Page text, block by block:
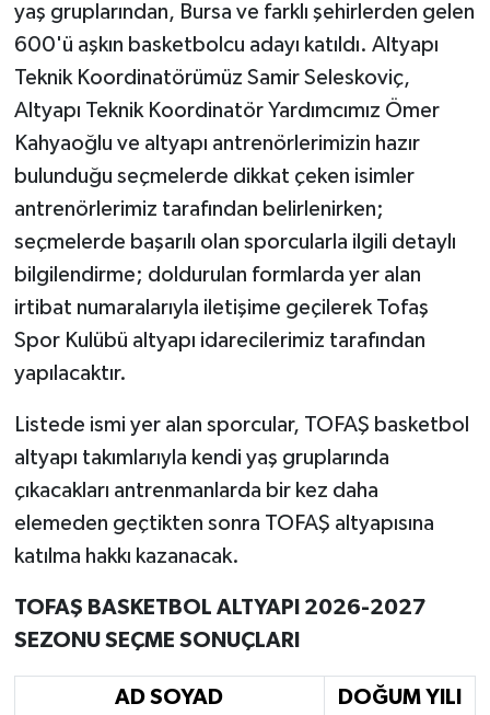
yaş gruplarından, Bursa ve farklı şehirlerden gelen
600'ü aşkın basketbolcu adayı katıldı. Altyapı
Teknik Koordinatörümüz Samir Seleskoviç,
Altyapı Teknik Koordinatör Yardımcımız Ömer
Kahyaoğlu ve altyapı antrenörlerimizin hazır
bulunduğu seçmelerde dikkat çeken isimler
antrenörlerimiz tarafından belirlenirken;
seçmelerde başarılı olan sporcularla ilgili detaylı
bilgilendirme; doldurulan formlarda yer alan
irtibat numaralarıyla iletişime geçilerek Tofaş
Spor Kulübü altyapı idarecilerimiz tarafından
yapılacaktır.
Listede ismi yer alan sporcular, TOFAŞ basketbol
altyapı takımlarıyla kendi yaş gruplarında
çıkacakları antrenmanlarda bir kez daha
elemeden geçtikten sonra TOFAŞ altyapısına
katılma hakkı kazanacak.
TOFAŞ BASKETBOL ALTYAPI 2026-2027
SEZONU SEÇME SONUÇLARI
AD SOYAD DOĞUM YILI